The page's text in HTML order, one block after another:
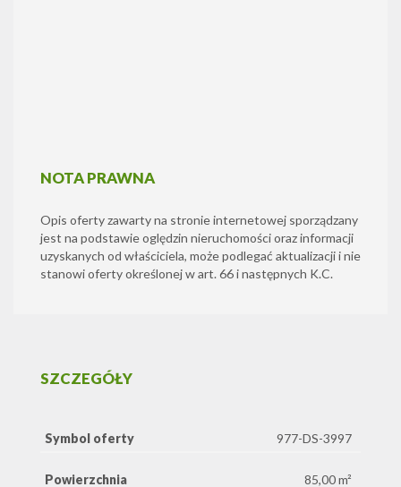
NOTA PRAWNA
Opis oferty zawarty na stronie internetowej sporządzany
jest na podstawie oględzin nieruchomości oraz informacji
uzyskanych od właściciela, może podlegać aktualizacji i nie
stanowi oferty określonej w art. 66 i następnych K.C.
SZCZEGÓŁY
Symbol oferty 977-DS-3997
Powierzchnia 85,00 m²